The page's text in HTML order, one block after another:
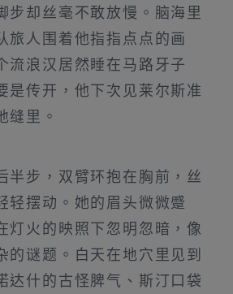
步却丝毫不敢放慢。脑海里
旅人围着他指指点点的画
流浪汉居然睡在马路牙子
是传开，他下次见莱尔斯准
缝里。
半步，双臂环抱在胸前，丝
轻摆动。她的眉头微微蹙
灯火的映照下忽明忽暗，像
的谜题。白天在地穴里见到
达什的古怪脾气、斯汀口袋